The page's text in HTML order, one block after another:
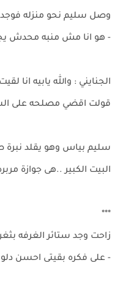
وصل سليم نحو منزله فوجد
- هو انا مش منبه محدش
الجنايني : والله يابيه انا
قولت اقضي مصلحه على
سليم بياس وهو يقلد
البيت الكبير ..هى جوازة
***
زاحت وجد ستائر الغرفه
- على فكره بقيتى احسن